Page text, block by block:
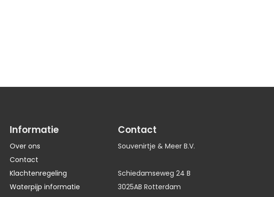
Informatie
Over ons
Contact
Klachtenregeling
Waterpijp informatie
Contact
Souvenirtje & Meer B.V.
Schiedamseweg 24 B
3025AB Rotterdam